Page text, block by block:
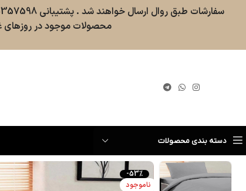
دسته بندی محصولات
-53%
ناموجود
محصولات موجود در روزهای